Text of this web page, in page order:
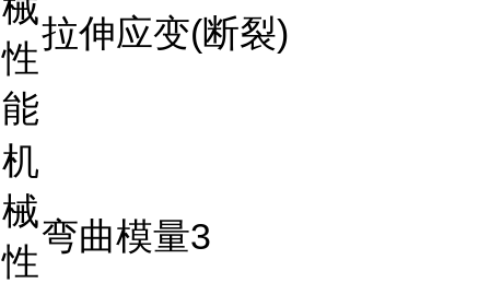
性
能
拉伸应变(断裂)
机
械
性
弯曲模量3